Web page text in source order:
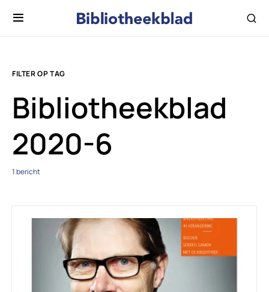
FILTER OP TAG
Bibliotheekblad
2020-6
1 bericht